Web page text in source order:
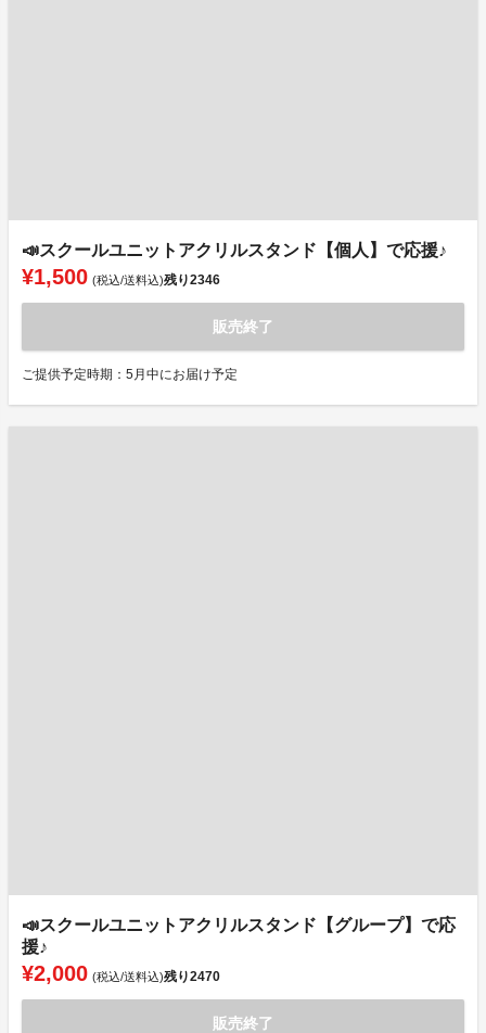
📣スクールユニットアクリルスタンド【個人】で応援♪
¥1,500 (税込/送料込)残り2346
販売終了
ご提供予定時期：5月中にお届け予定
📣スクールユニットアクリルスタンド【グループ】で応
援♪
¥2,000 (税込/送料込)残り2470
販売終了